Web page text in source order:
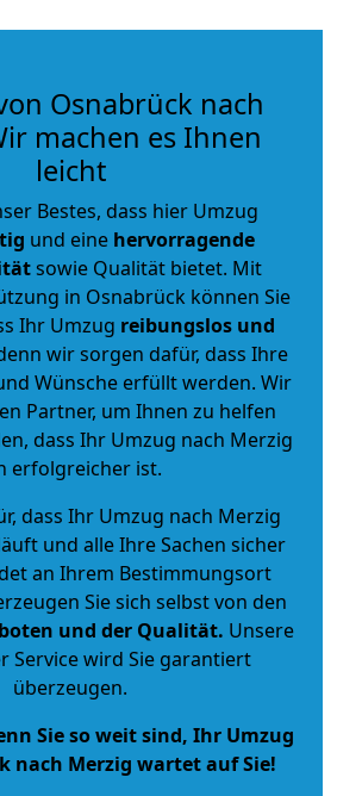
Osnabrück nach
machen es Ihnen
leicht
Bestes, dass hier Umzug
und eine hervorragende
sowie Qualität bietet. Mit
in Osnabrück können Sie
Ihr Umzug reibungslos und
wir sorgen dafür, dass Ihre
Wünsche erfüllt werden. Wir
Partner, um Ihnen zu helfen
dass Ihr Umzug nach Merzig
erfolgreicher ist.
dass Ihr Umzug nach Merzig
und alle Ihre Sachen sicher
an Ihrem Bestimmungsort
Sie sich selbst von den
und der Qualität. Unsere
Service wird Sie garantiert
überzeugen.
Sie so weit sind, Ihr Umzug
nach Merzig wartet auf Sie!